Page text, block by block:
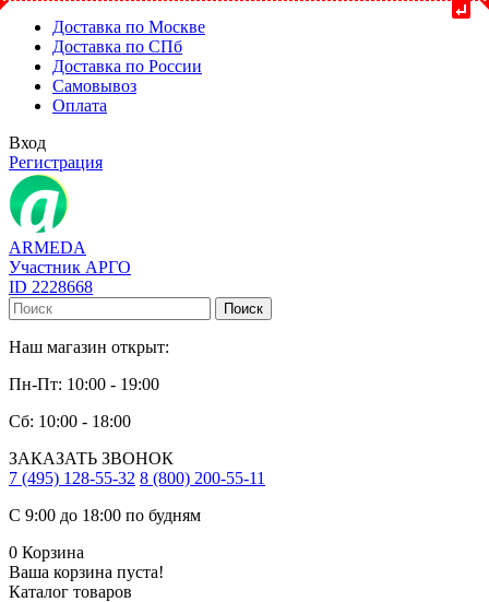
Доставка по Москве
Доставка по СПб
Доставка по России
Самовывоз
Оплата
Вход
Регистрация
ARMEDA
Участник АРГО
ID 2228668
Поиск
Наш магазин открыт:
Пн-Пт: 10:00 - 19:00
Сб: 10:00 - 18:00
ЗАКАЗАТЬ ЗВОНОК
7 (495) 128-55-32 8 (800) 200-55-11
С 9:00 до 18:00 по будням
0 Корзина
Ваша корзина пуста!
Каталог товаров